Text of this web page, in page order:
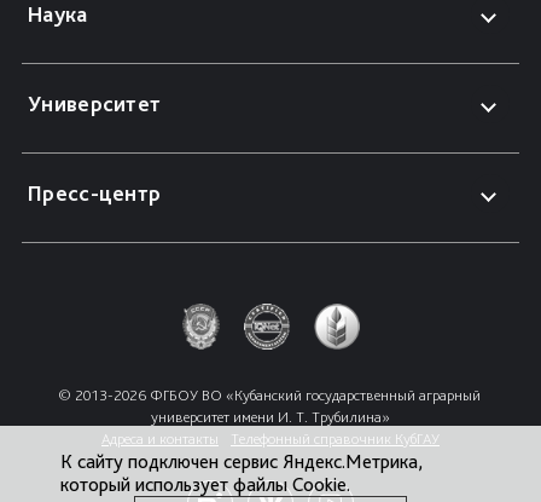
Наука
Университет
Пресс-центр
© 2013-2026 ФГБОУ ВО «Кубанский государственный аграрный
университет имени И. Т. Трубилина»
Адреса и контакты
Телефонный справочник КубГАУ
К сайту подключен сервис Яндекс.Метрика,
который использует файлы Cookie.